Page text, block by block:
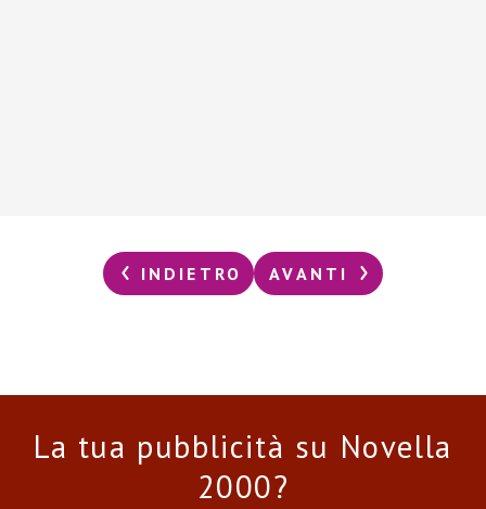
INDIETRO AVANTI
La tua pubblicità su Novella
2000?